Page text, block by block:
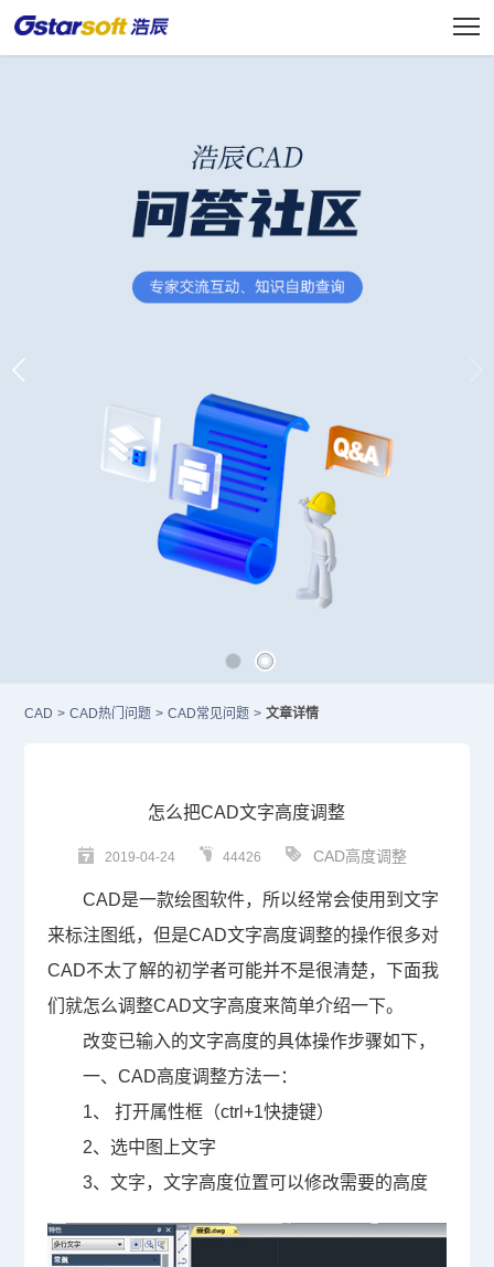
CAD > CAD热门问题 > CAD常见问题 > 文章详情
怎么把CAD文字高度调整
2019-04-24 44426 CAD高度调整
CAD是一款绘图软件，所以经常会使用到文字
来标注图纸，但是CAD文字高度调整的操作很多对
CAD不太了解的初学者可能并不是很清楚，下面我
们就怎么调整CAD文字高度来简单介绍一下。
改变已输入的文字高度的具体操作步骤如下，
一、CAD高度调整方法一：
1、 打开属性框（ctrl+1快捷键）
2、选中图上文字
3、文字，文字高度位置可以修改需要的高度